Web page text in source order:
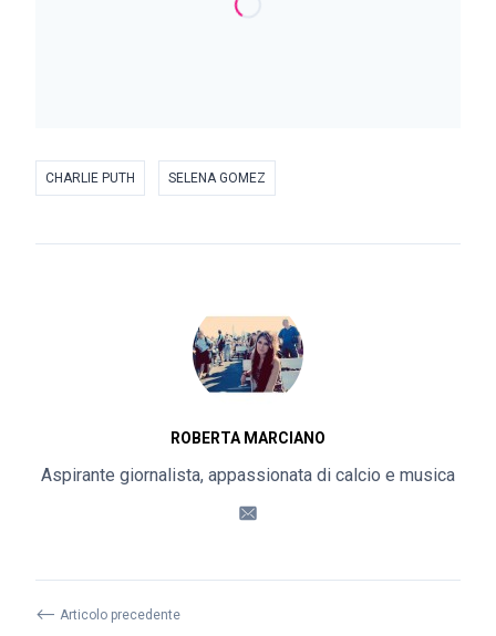
CHARLIE PUTH SELENA GOMEZ
ROBERTA MARCIANO
Aspirante giornalista, appassionata di calcio e musica
⟵ Articolo precedente